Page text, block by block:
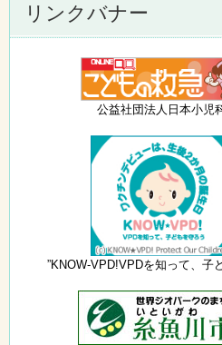
リンクバナー
公益社団法人日本小児
”KNOW-VPD!VPDを知って、子